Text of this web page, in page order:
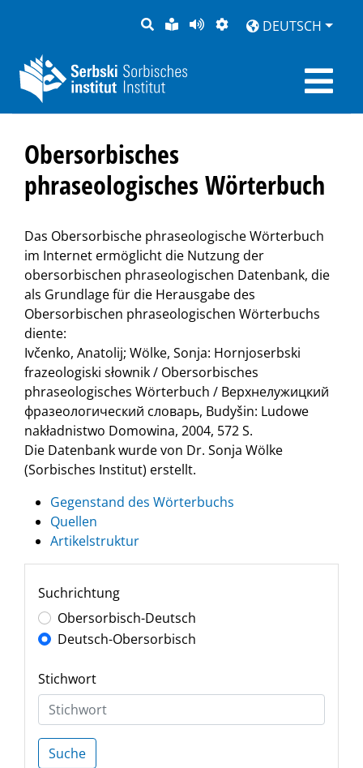
SUCHELEICHTE
SPRACHE
SEITEDARSTELLUNG
DEUTSCH
Obersorbisches
phraseologisches Wörterbuch
Das Obersorbische phraseologische Wörterbuch
im Internet ermöglicht die Nutzung der
obersorbischen phraseologischen Datenbank, die
als Grundlage für die Herausgabe des
Obersorbischen phraseologischen Wörterbuchs
diente:
Ivčenko, Anatolij; Wölke, Sonja: Hornjoserbski
frazeologiski słownik / Obersorbisches
phraseologisches Wörterbuch / Верхнелужицкий
фразеологический словарь, Budyšin: Ludowe
nakładnistwo Domowina, 2004, 572 S.
Die Datenbank wurde von Dr. Sonja Wölke
(Sorbisches Institut) erstellt.
Gegenstand des Wörterbuchs
Quellen
Artikelstruktur
Suchrichtung
Obersorbisch-Deutsch
Deutsch-Obersorbisch
Stichwort
Suche